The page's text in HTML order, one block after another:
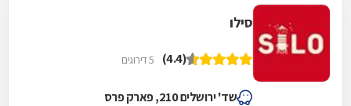
סילו
(4.4) 5 דירוגים
שד' ירושלים 210, פארק פרס